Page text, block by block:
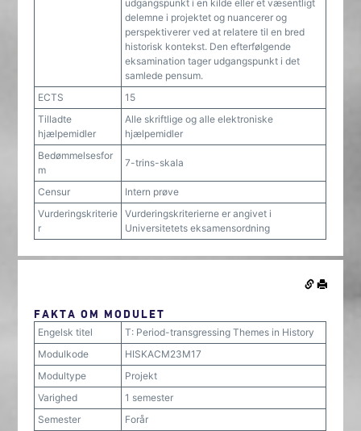
udgangspunkt i en kilde eller et væsentligt
delemne i projektet og nuancerer og
perspektiverer ved at relatere til en bred
historisk kontekst. Den efterfølgende
eksamination tager udgangspunkt i det
samlede pensum.
ECTS
15
Tilladte
hjælpemidler
Alle skriftlige og alle elektroniske
hjælpemidler
Bedømmelsesfor
m
7-trins-skala
Censur
Intern prøve
Vurderingskriterie
r
Vurderingskriterierne er angivet i
Universitetets eksamensordning
FAKTA OM MODULET
Engelsk titel
T: Period-transgressing Themes in History
Modulkode
HISKACM23M17
Modultype
Projekt
Varighed
1 semester
Semester
Forår